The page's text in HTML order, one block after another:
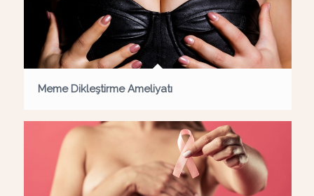
Meme Dikleştirme Ameliyatı